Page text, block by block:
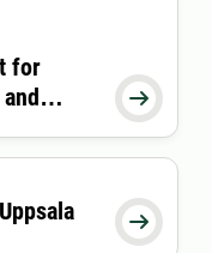
09 13:00:00

for
18:00:00 